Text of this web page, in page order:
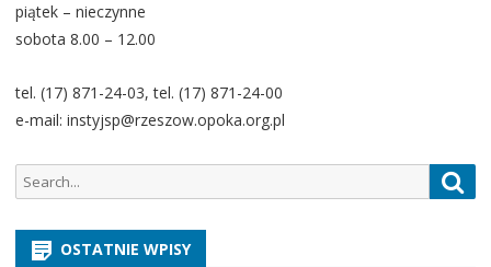
piątek – nieczynne
sobota 8.00 – 12.00
tel. (17) 871-24-03, tel. (17) 871-24-00
e-mail: instyjsp@rzeszow.opoka.org.pl
Search
for:
OSTATNIE WPISY